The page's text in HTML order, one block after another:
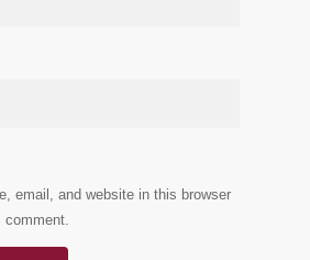
email, and website in this browser
comment.